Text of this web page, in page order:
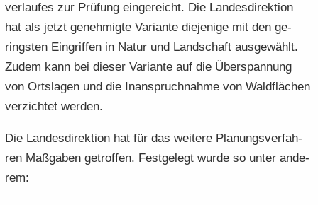
ver­lau­fes zur Prü­fung ein­ge­reicht. Die Lan­des­di­rek­ti­on
hat als jetzt ge­neh­mig­te Va­ri­an­te die­je­ni­ge mit den ge­
rings­ten Ein­grif­fen in Natur und Land­schaft aus­ge­wählt.
Zudem kann bei die­ser Va­ri­an­te auf die Über­span­nung
von Orts­la­gen und die In­an­spruch­nah­me von Wald­flä­chen
ver­zich­tet wer­den.
Die Lan­des­di­rek­ti­on hat für das wei­te­re Pla­nungs­ver­fah­
ren Maß­ga­ben ge­trof­fen. Fest­ge­legt wurde so unter an­de­
rem: